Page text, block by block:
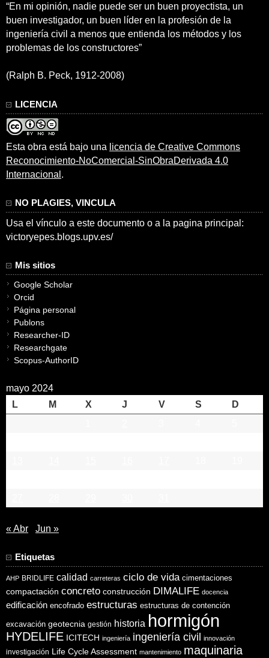
“En mi opinión, nadie puede ser un buen proyectista, un
buen investigador, un buen líder en la profesión de la
ingeniería civil a menos que entienda los métodos y los
problemas de los constructores”
(Ralph B. Peck, 1912-2008)
LICENCIA
Esta obra está bajo una licencia de Creative Commons
Reconocimiento-NoComercial-SinObraDerivada 4.0
Internacional .
NO PLAGIES, VINCULA
Usa el vínculo a este documento o a la pagina principal:
victoryepes.blogs.upv.es/
Mis sitios
Google Scholar
Orcid
Página personal
Publons
Researcher-ID
Researchgate
Scopus-AuthorID
mayo 2024
L
M X J V S
D
« Abr Jun »
Etiquetas
AHP BRIDLIFE calidad carreteras ciclo de vida cimentaciones
compactación concreto construcción DIMALIFE docencia
edificación encofrado estructuras estructuras de contención
excavación geotecnia gestión historia hormigón
HYDELIFE ICITECH ingeniería ingeniería civil innovación
investigación Life Cycle Assessment mantenimiento maquinaria